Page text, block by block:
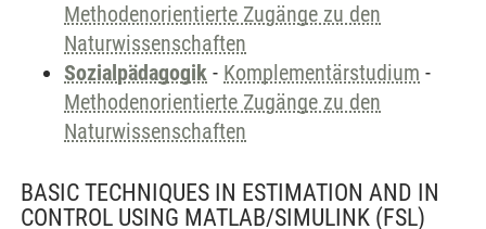
Methodenorientierte Zugänge zu den
Naturwissenschaften
Sozialpädagogik - Komplementärstudium -
Methodenorientierte Zugänge zu den
Naturwissenschaften
BASIC TECHNIQUES IN ESTIMATION AND IN
CONTROL USING MATLAB/SIMULINK (FSL)